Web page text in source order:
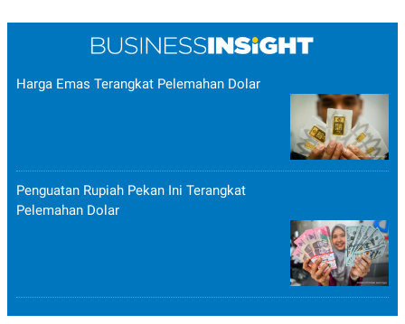
Harga Emas Terangkat Pelemahan Dolar
Penguatan Rupiah Pekan Ini Terangkat
Pelemahan Dolar